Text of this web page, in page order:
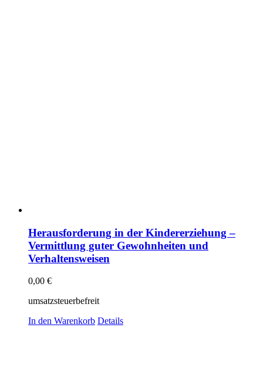
Herausforderung in der Kindererziehung –
Vermittlung guter Gewohnheiten und
Verhaltensweisen
0,00 €
umsatzsteuerbefreit
In den Warenkorb Details